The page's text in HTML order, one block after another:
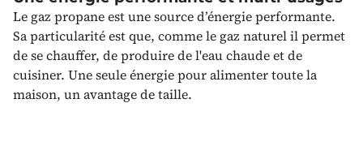
Le gaz propane est une source d’énergie performante.
Sa particularité est que, comme le gaz naturel il permet
de se chauffer, de produire de l'eau chaude et de
cuisiner. Une seule énergie pour alimenter toute la
maison, un avantage de taille.